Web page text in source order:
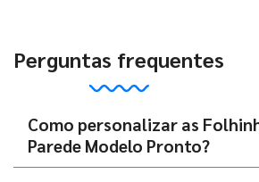
Perguntas frequentes
Como personalizar as
Parede Modelo Pronto?